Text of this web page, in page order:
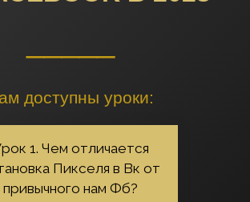
доступны уроки:
1. Чем отличается
Пикселя в Вк от
привычного нам Фб?